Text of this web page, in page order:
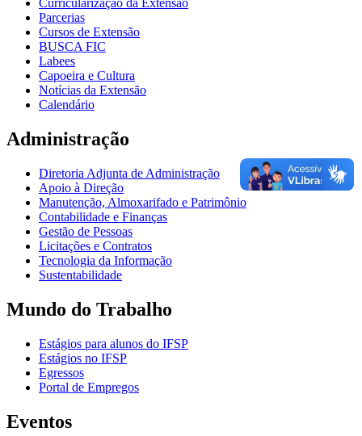
Curricularização da Extensão
Parcerias
Cursos de Extensão
BUSCA FIC
Labees
Capoeira e Cultura
Notícias da Extensão
Calendário
Administração
Diretoria Adjunta de Administração
Apoio à Direção
Manutenção, Almoxarifado e Patrimônio
Contabilidade e Finanças
Gestão de Pessoas
Licitações e Contratos
Tecnologia da Informação
Sustentabilidade
Mundo do Trabalho
Estágios para alunos do IFSP
Estágios no IFSP
Egressos
Portal de Empregos
Eventos